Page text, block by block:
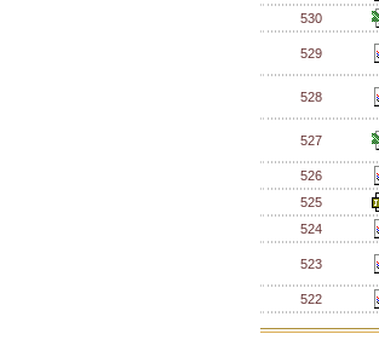
530
529
528
527
526
525
524
523
522